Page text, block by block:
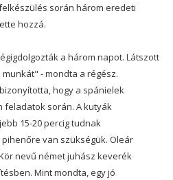
során három eredeti
hozzá.
a három napot. Látszott
- mondta a régész.
hogy a spánielek
feladatok során. A kutyák
15-20 percig tudnak
van szükségük. Oleár
nevű német juhász keverék
Mint mondta, egy jó